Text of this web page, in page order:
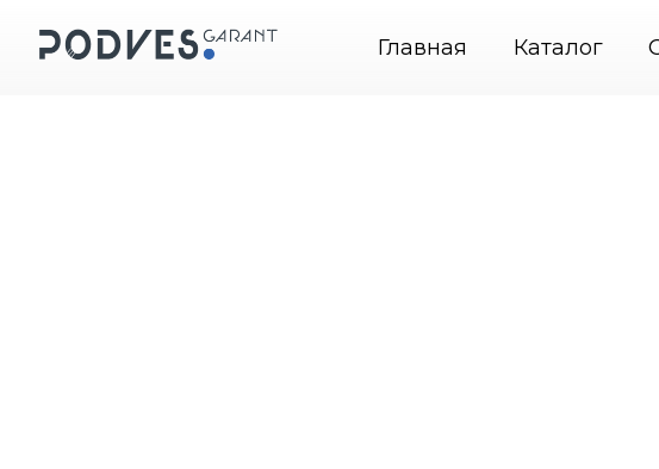
Каталог
Главная